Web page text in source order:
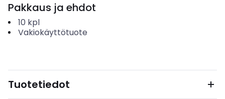
Pakkaus ja ehdot
10 kpl
Vakiokäyttötuote
Tuotetiedot